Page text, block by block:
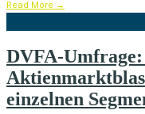
Read More →
DVFA-
einzelnen